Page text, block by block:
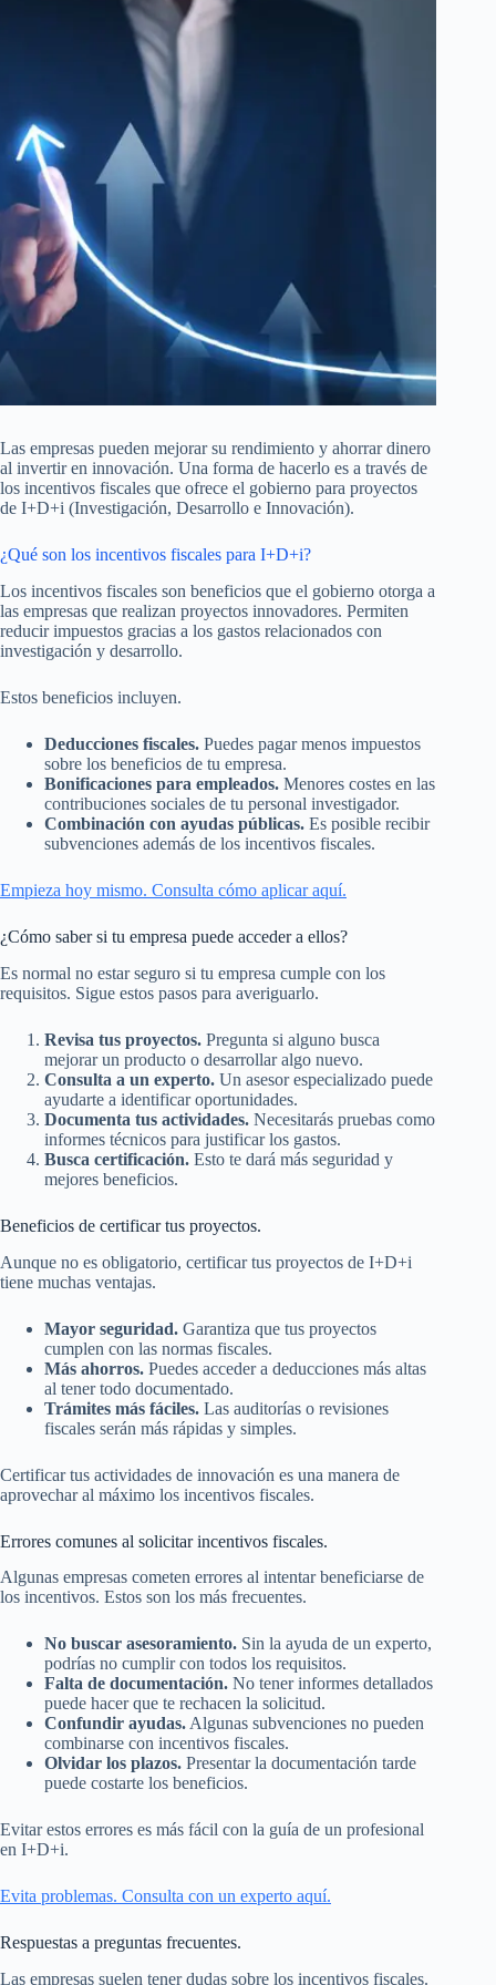
Las empresas pueden mejorar su rendimiento y ahorrar dinero
al invertir en innovación. Una forma de hacerlo es a través de
los incentivos fiscales que ofrece el gobierno para proyectos
de I+D+i (Investigación, Desarrollo e Innovación).
¿Qué son los incentivos fiscales para I+D+i?
Los incentivos fiscales son beneficios que el gobierno otorga a
las empresas que realizan proyectos innovadores. Permiten
reducir impuestos gracias a los gastos relacionados con
investigación y desarrollo.
Estos beneficios incluyen.
Deducciones fiscales. Puedes pagar menos impuestos
sobre los beneficios de tu empresa.
Bonificaciones para empleados. Menores costes en las
contribuciones sociales de tu personal investigador.
Combinación con ayudas públicas. Es posible recibir
subvenciones además de los incentivos fiscales.
Empieza hoy mismo. Consulta cómo aplicar aquí.
¿Cómo saber si tu empresa puede acceder a ellos?
Es normal no estar seguro si tu empresa cumple con los
requisitos. Sigue estos pasos para averiguarlo.
Revisa tus proyectos. Pregunta si alguno busca
mejorar un producto o desarrollar algo nuevo.
Consulta a un experto. Un asesor especializado puede
ayudarte a identificar oportunidades.
Documenta tus actividades. Necesitarás pruebas como
informes técnicos para justificar los gastos.
Busca certificación. Esto te dará más seguridad y
mejores beneficios.
Beneficios de certificar tus proyectos.
Aunque no es obligatorio, certificar tus proyectos de I+D+i
tiene muchas ventajas.
Mayor seguridad. Garantiza que tus proyectos
cumplen con las normas fiscales.
Más ahorros. Puedes acceder a deducciones más altas
al tener todo documentado.
Trámites más fáciles. Las auditorías o revisiones
fiscales serán más rápidas y simples.
Certificar tus actividades de innovación es una manera de
aprovechar al máximo los incentivos fiscales.
Errores comunes al solicitar incentivos fiscales.
Algunas empresas cometen errores al intentar beneficiarse de
los incentivos. Estos son los más frecuentes.
No buscar asesoramiento. Sin la ayuda de un experto,
podrías no cumplir con todos los requisitos.
Falta de documentación. No tener informes detallados
puede hacer que te rechacen la solicitud.
Confundir ayudas.Algunas subvenciones no pueden
combinarse con incentivos fiscales.
Olvidar los plazos. Presentar la documentación tarde
puede costarte los beneficios.
Evitar estos errores es más fácil con la guía de un profesional
en I+D+i.
Evita problemas. Consulta con un experto aquí.
Respuestas a preguntas frecuentes.
Las empresas suelen tener dudas sobre los incentivos fiscales.